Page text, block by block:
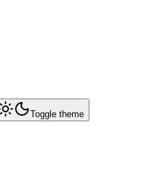
Toggle theme